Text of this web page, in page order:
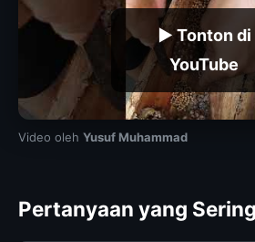
▶ Tonton di
YouTube
Video oleh Yusuf Muhammad
Pertanyaan yang